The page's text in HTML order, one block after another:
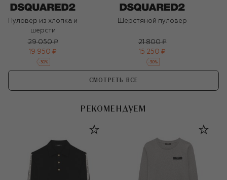
Пуловер из хлопка и
шерсти
29 050 ₽
19 950 ₽
-30%
Шерстяной пуловер
21 800 ₽
15 250 ₽
-30%
СМОТРЕТЬ ВСЕ
РЕКОМЕНДУЕМ